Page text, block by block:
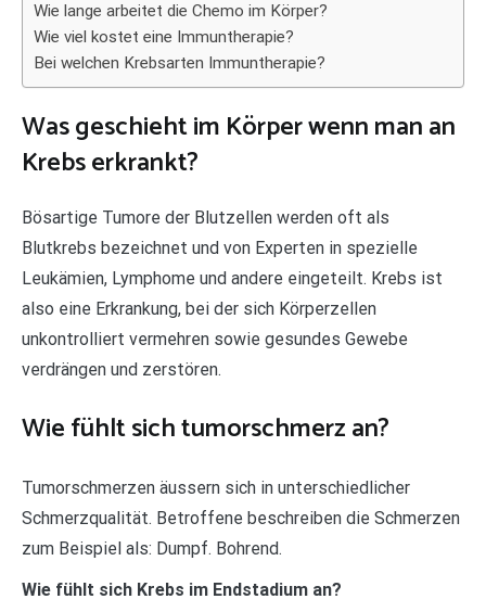
Wie lange arbeitet die Chemo im Körper?
Wie viel kostet eine Immuntherapie?
Bei welchen Krebsarten Immuntherapie?
Was geschieht im Körper wenn man an
Krebs erkrankt?
Bösartige Tumore der Blutzellen werden oft als
Blutkrebs bezeichnet und von Experten in spezielle
Leukämien, Lymphome und andere eingeteilt. Krebs ist
also eine Erkrankung, bei der sich Körperzellen
unkontrolliert vermehren sowie gesundes Gewebe
verdrängen und zerstören.
Wie fühlt sich tumorschmerz an?
Tumorschmerzen äussern sich in unterschiedlicher
Schmerzqualität. Betroffene beschreiben die Schmerzen
zum Beispiel als: Dumpf. Bohrend.
Wie fühlt sich Krebs im Endstadium an?